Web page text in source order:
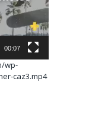
00:07
wp-
caz3.mp4